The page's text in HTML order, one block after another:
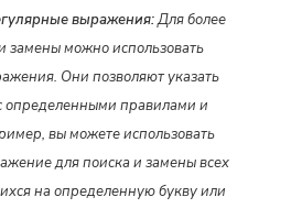
выражения:Для более
замены можно использовать
Они позволяют указать
определенными правилами и
вы можете использовать
для поиска и замены всех
на определенную букву или